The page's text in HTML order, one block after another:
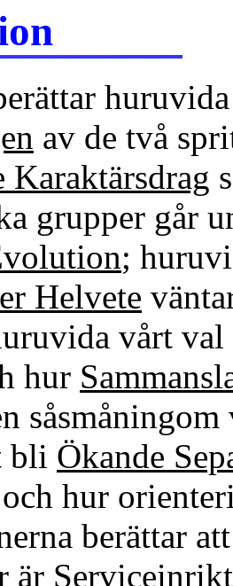
av de två
grupper går
;
Helvete
vårt
hur
bli Ökande
och hur
berättar
är